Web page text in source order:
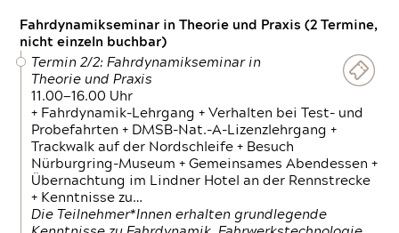
Fahrdynamikseminar in Theorie und Praxis (2 Termine,
nicht einzeln buchbar)
Termin 2/2: Fahrdynamikseminar in
Theorie und Praxis
11.00—16.00 Uhr
+ Fahrdynamik-Lehrgang + Verhalten bei Test- und
Probefahrten + DMSB-Nat.-A-Lizenzlehrgang +
Trackwalk auf der Nordschleife + Besuch
Nürburgring-Museum + Gemeinsames Abendessen +
Übernachtung im Lindner Hotel an der Rennstrecke
+ Kenntnisse zu…
Die Teilnehmer*Innen erhalten grundlegende